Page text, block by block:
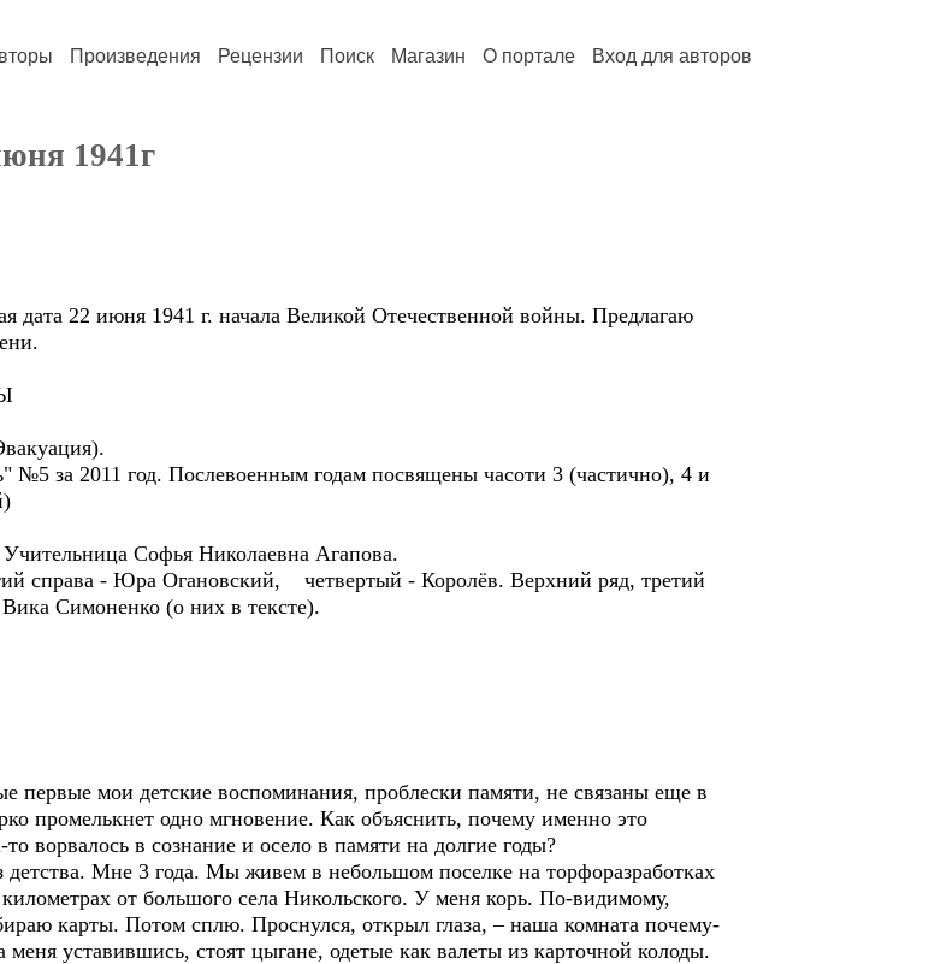
Произведения Рецензии Поиск Магазин О портале Вход для авторов
1941г
22 июня 1941 г. начала Великой Отечественной войны. Предлагаю
за 2011 год. Послевоенным годам посвящены часоти 3 (частично), 4 и
Софья Николаевна Агапова.
справа - Юра Огановский, четвертый - Королёв. Верхний ряд, третий
Симоненко (о них в тексте).
мои детские воспоминания, проблески памяти, не связаны еще в
промелькнет одно мгновение. Как объяснить, почему именно это
ворвалось в сознание и осело в памяти на долгие годы?
Мне 3 года. Мы живем в небольшом поселке на торфоразработках
от большого села Никольского. У меня корь. По-видимому,
карты. Потом сплю. Проснулся, открыл глаза, – наша комната почему-
меня уставившись, стоят цыгане, одетые как валеты из карточной колоды.